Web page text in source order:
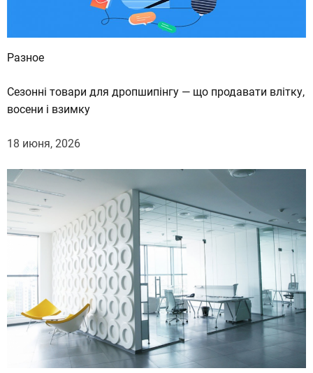
Разное
Сезонні товари для дропшипінгу — що продавати влітку,
восени і взимку
18 июня, 2026